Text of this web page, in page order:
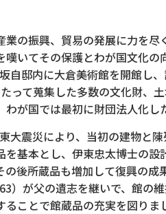
の振興、貿易の発展に力を
いてその保護とわが国文化の
自邸内に大倉美術館を開館し
って蒐集した多数の文化財、
が国では最初に財団法人化し
大震災により、当初の建物と
基本とし、伊東忠太博士の
後所蔵品も増加して復興の成
）が父の遺志を継いで、館の
ことで館蔵品の充実を図りま